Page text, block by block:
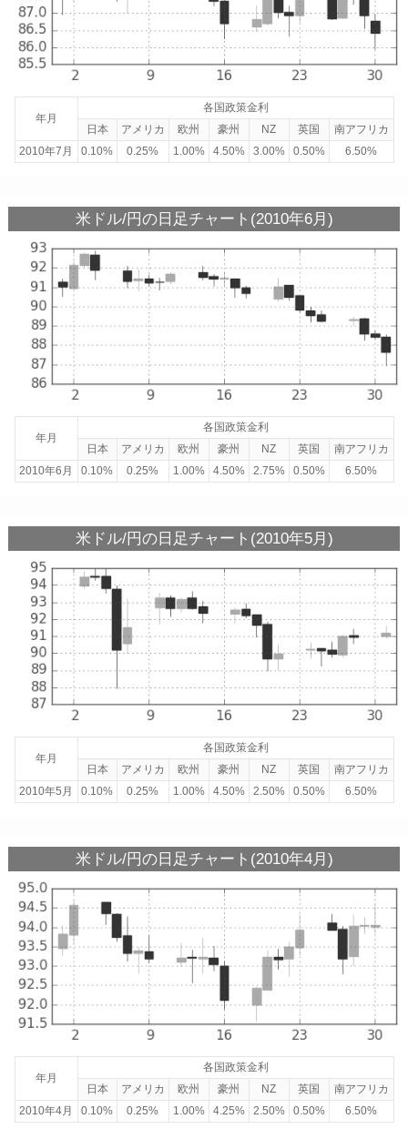
年月
各国政策金利
日本
アメリカ 欧州 豪州 NZ 英国
南アフリカ
2010年7月
0.10% 0.25% 1.00% 4.50% 3.00% 0.50% 6.50%
米ドル/円の日足チャート(2010年6月)
年月
各国政策金利
日本
アメリカ 欧州 豪州 NZ 英国
南アフリカ
2010年6月
0.10% 0.25% 1.00% 4.50% 2.75% 0.50% 6.50%
米ドル/円の日足チャート(2010年5月)
年月
各国政策金利
日本
アメリカ 欧州 豪州 NZ 英国
南アフリカ
2010年5月
0.10% 0.25% 1.00% 4.50% 2.50% 0.50% 6.50%
米ドル/円の日足チャート(2010年4月)
年月
各国政策金利
日本
アメリカ 欧州 豪州 NZ 英国
南アフリカ
2010年4月
0.10% 0.25% 1.00% 4.25% 2.50% 0.50% 6.50%